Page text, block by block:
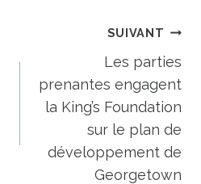
SUIVANT
Les parties
prenantes engagent
la King’s Foundation
sur le plan de
développement de
Georgetown